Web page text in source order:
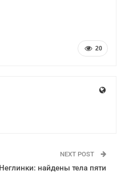
20
NEXT POST
найдены тела пяти